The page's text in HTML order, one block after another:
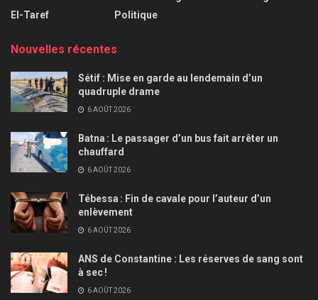
El-Taref
Politique
Nouvelles récentes
Sétif : Mise en garde au lendemain d’un
quadruple drame
6 AOÛT 2026
Batna : Le passager d’un bus fait arrêter un
chauffard
6 AOÛT 2026
Tébessa : Fin de cavale pour l’auteur d’un
enlèvement
6 AOÛT 2026
ANS de Constantine : Les réserves de sang sont
à sec !
6 AOÛT 2026